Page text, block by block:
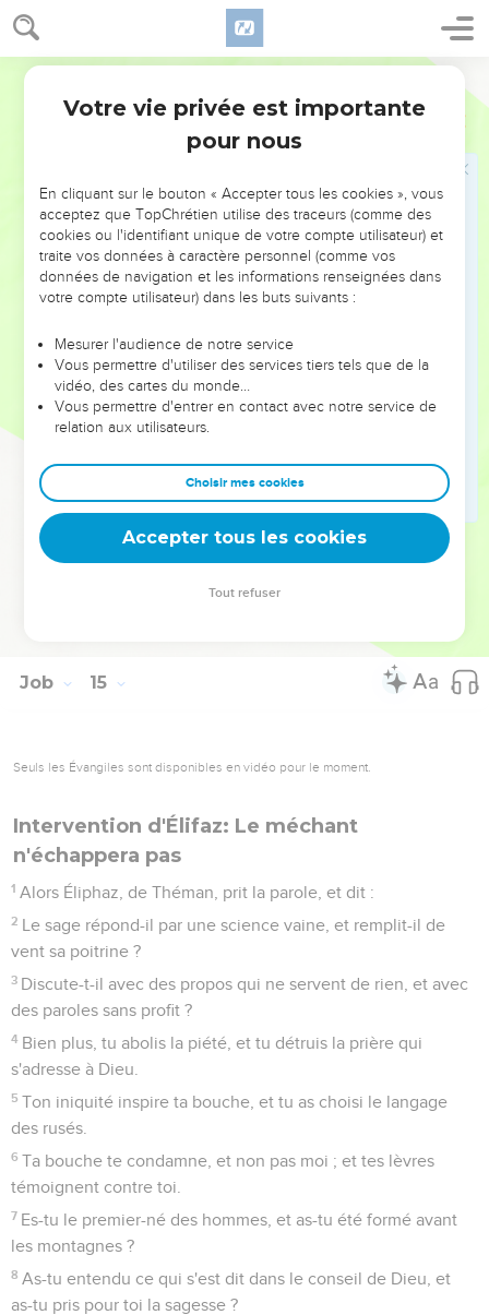
14
couvert, jusqu'à ce que ta colère fût passée ! Si tu me
donnais un terme, après lequel tu te souviendrais de moi
consigne, j'attendrais, jusqu'à ce que vînt mon
l'ouvrage de tes mains.
Mais, maintenant, tu comptes mes pas, et tu observes tous
mes péchés.
Ma transgression est scellée dans le sac, et tu as ajouté à
Mais la montagne s'éboule ; le rocher est transporté hors
de sa place ;
Les eaux minent les pierres ; les inondations entraînent la
poussière de la terre : ainsi fais-tu périr l'espérance du
mortel.
Tu ne cesses de l'assaillir, et il s'en va ; tu changes son
aspect, et tu le renvoies.
Que ses fils soient honorés, il n'en saura rien ; qu'ils soient
Job 15
Seuls les Évangiles sont disponibles en vidéo pour le moment.
Intervention d'Élifaz: Le méchant
n'échappera pas
1 Alors Éliphaz, de Théman, prit la parole, et dit :
2 Le sage répond-il par une science vaine, et remplit-il de
vent sa poitrine ?
3 Discute-t-il avec des propos qui ne servent de rien, et avec
des paroles sans profit ?
4 Bien plus, tu abolis la piété, et tu détruis la prière qui
s'adresse à Dieu.
5 Ton iniquité inspire ta bouche, et tu as choisi le langage
des rusés.
6 Ta bouche te condamne, et non pas moi ; et tes lèvres
témoignent contre toi.
7 Es-tu le premier-né des hommes, et as-tu été formé avant
les montagnes ?
8 As-tu entendu ce qui s'est dit dans le conseil de Dieu, et
as-tu pris pour toi la sagesse ?
Votre vie privée est importante
pour nous
En cliquant sur le bouton « Accepter tous les cookies », vous
acceptez que TopChrétien utilise des traceurs (comme des
cookies ou l'identifiant unique de votre compte utilisateur) et
traite vos données à caractère personnel (comme vos
données de navigation et les informations renseignées dans
votre compte utilisateur) dans les buts suivants :
Mesurer l'audience de notre service
Vous permettre d'utiliser des services tiers tels que de la
vidéo, des cartes du monde…
Vous permettre d'entrer en contact avec notre service de
relation aux utilisateurs.
Choisir mes cookies
Accepter tous les cookies
Tout refuser